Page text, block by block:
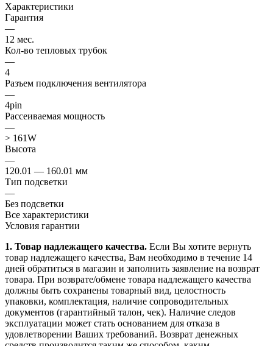
Характеристики
Гарантия
—
12 мес.
Кол-во тепловых трубок
—
4
Разъем подключения вентилятора
—
4pin
Рассеиваемая мощность
—
> 161W
Высота
—
120.01 — 160.01 мм
Тип подсветки
—
Без подсветки
Все характеристики
Условия гарантии
1. Товар надлежащего качества. Если Вы хотите вернуть
товар надлежащего качества, Вам необходимо в течение 14
дней обратиться в магазин и заполнить заявление на возврат
товара. При возврате/обмене товара надлежащего качества
должны быть сохранены товарный вид, целостность
упаковки, комплектация, наличие сопроводительных
документов (гарантийный талон, чек). Наличие следов
эксплуатации может стать основанием для отказа в
удовлетворении Ваших требований. Возврат денежных